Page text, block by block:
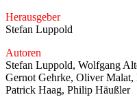
Herausgeber
Stefan Luppold
Autoren
Stefan Luppold, Wolfgang
Gernot Gehrke, Oliver
Patrick Haag, Philip Häußler